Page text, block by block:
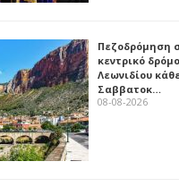
Πεζοδρόμηση
κεντρικό δρόμο
Λεωνιδίου
Σαββατοκ…
08-08-2026